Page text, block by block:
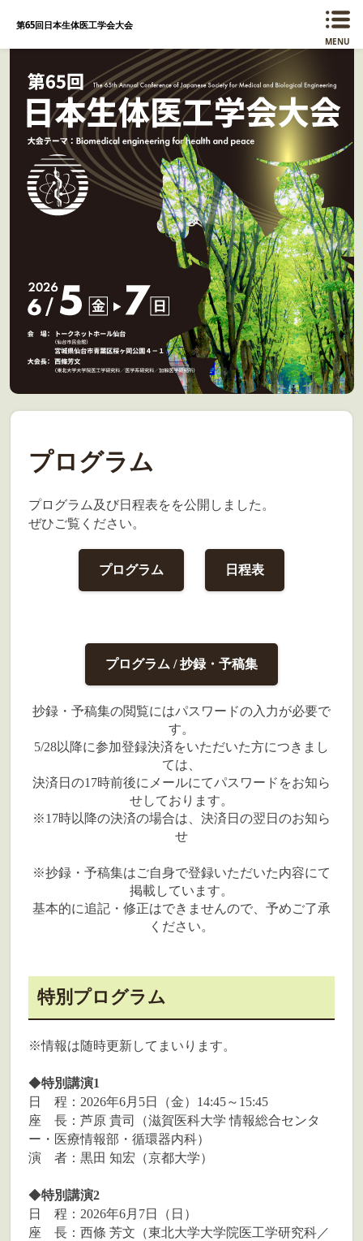
第65回日本生体医工学会大会
MENU
プログラム
プログラム及び日程表をを公開しました。
ぜひご覧ください。
プログラム 日程表
プログラム / 抄録・予稿集
抄録・予稿集の閲覧にはパスワードの入力が必要で
す。
5/28以降に参加登録決済をいただいた方につきまし
ては、
決済日の17時前後にメールにてパスワードをお知ら
せしております。
※17時以降の決済の場合は、決済日の翌日のお知ら
せ
※抄録・予稿集はご自身で登録いただいた内容にて
掲載しています。
基本的に追記・修正はできませんので、予めご了承
ください。
特別プログラム
※情報は随時更新してまいります。
◆特別講演1
日 程：2026年6月5日（金）14:45～15:45
座 長：芦原 貴司（滋賀医科大学 情報総合センタ
ー・医療情報部・循環器内科）
演 者：黒田 知宏（京都大学）
◆特別講演2
日 程：2026年6月7日（日）
座 長：西條 芳文（東北大学大学院医工学研究科／